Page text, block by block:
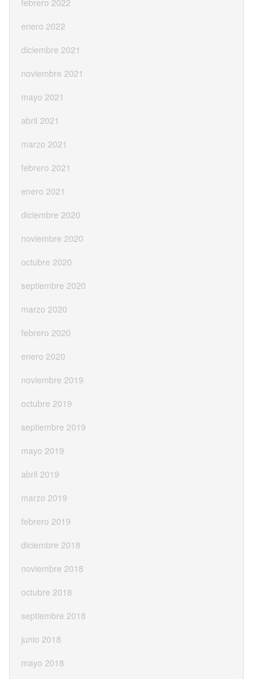
enero 2022
diciembre 2021
noviembre 2021
mayo 2021
abril 2021
marzo 2021
febrero 2021
enero 2021
diciembre 2020
noviembre 2020
octubre 2020
septiembre 2020
marzo 2020
febrero 2020
enero 2020
noviembre 2019
octubre 2019
septiembre 2019
mayo 2019
abril 2019
marzo 2019
febrero 2019
diciembre 2018
noviembre 2018
octubre 2018
septiembre 2018
junio 2018
mayo 2018